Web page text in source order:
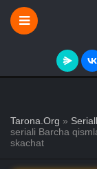
Tarona.Org »
seriali Barcha
skachat